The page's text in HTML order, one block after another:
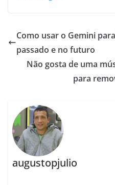
Como usar o Gemini
passado e no futuro
Não gosta de uma
para
augustopjulio